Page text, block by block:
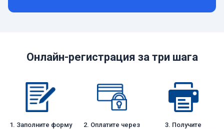
Онлайн-регистрация за три шага
1. Заполните форму
2. Оплатите через
3. Получите